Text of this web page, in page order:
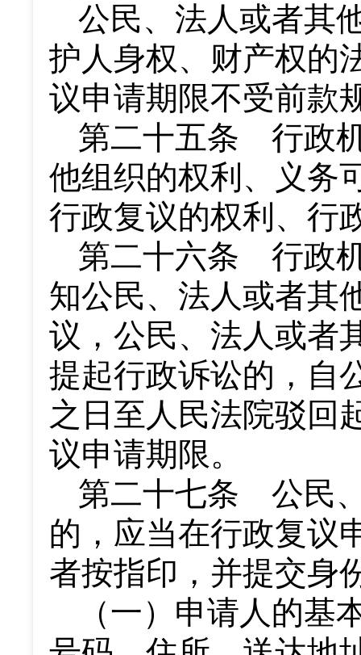
公民、法人或者其
护人身权、财产权的
议申请期限不受前款
第二十五条 行政
他组织的权利、义务
行政复议的权利、行
第二十六条 行政
知公民、法人或者其
议，公民、法人或者
提起行政诉讼的，自
之日至人民法院驳回
议申请期限。
第二十七条 公民
的，应当在行政复议
者按指印，并提交身
（一）申请人的基